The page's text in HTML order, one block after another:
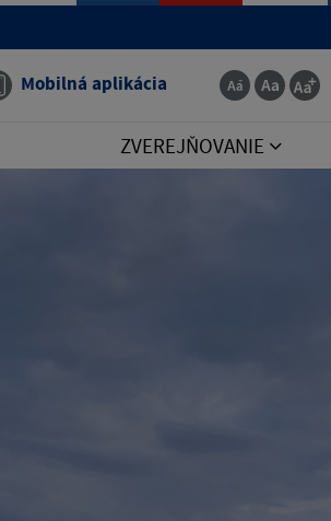
Mobilná aplikácia
ZVEREJŇOVANIE